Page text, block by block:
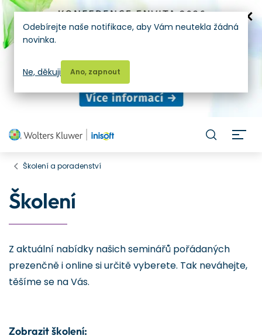
Školení a poradenství
Školení
Z aktuální nabídky našich seminářů pořádaných
prezenčně i online si určitě vyberete. Tak neváhejte,
těšíme se na Vás.
Zobrazit školení:
Odebírejte naše notifikace, aby Vám neutekla žádná
novinka.
Ano, zapnout
Ne, děkuji